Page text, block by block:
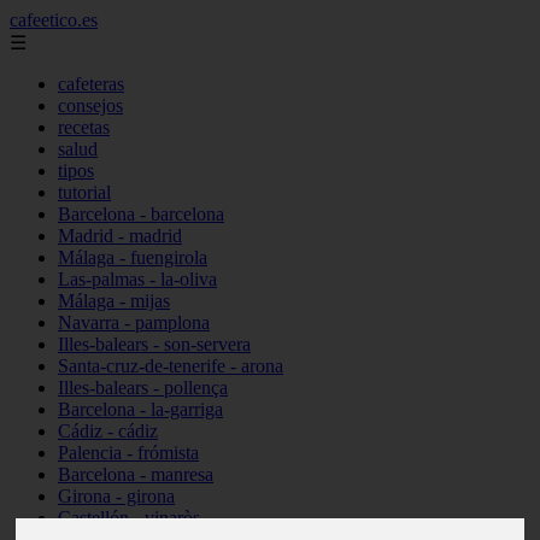
cafeetico.es
☰
cafeteras
consejos
recetas
salud
tipos
tutorial
Barcelona - barcelona
Madrid - madrid
Málaga - fuengirola
Las-palmas - la-oliva
Málaga - mijas
Navarra - pamplona
Illes-balears - son-servera
Santa-cruz-de-tenerife - arona
Illes-balears - pollença
Barcelona - la-garriga
Cádiz - cádiz
Palencia - frómista
Barcelona - manresa
Girona - girona
Castellón - vinaròs